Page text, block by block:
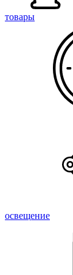
товары
освещение